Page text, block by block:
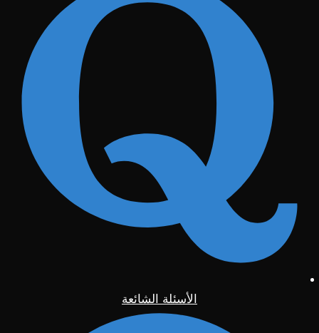
الأسئلة الشائعة